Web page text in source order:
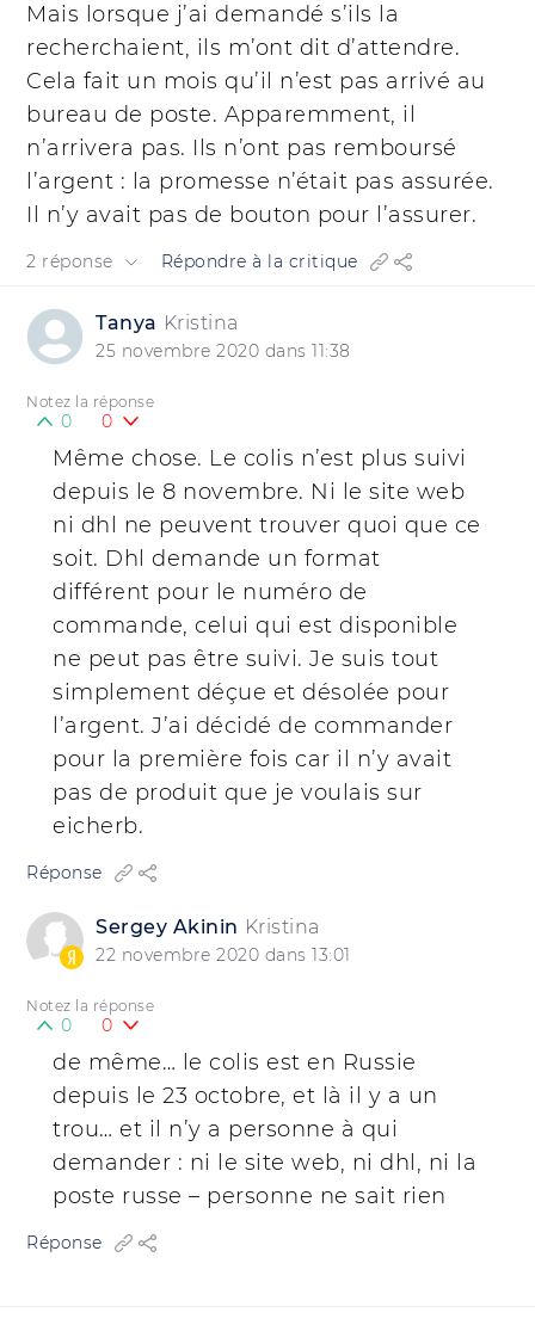
Mais lorsque j’ai demandé s’ils la
recherchaient, ils m’ont dit d’attendre.
Cela fait un mois qu’il n’est pas arrivé au
bureau de poste. Apparemment, il
n’arrivera pas. Ils n’ont pas remboursé
l’argent : la promesse n’était pas assurée.
Il n’y avait pas de bouton pour l’assurer.
2 réponse Répondre à la critique
Sergey Akinin Kristina
22 novembre 2020 dans 13:01
Notez la réponse
0 0
de même… le colis est en Russie
depuis le 23 octobre, et là il y a un
trou… et il n’y a personne à qui
demander : ni le site web, ni dhl, ni la
poste russe – personne ne sait rien
Réponse
Tanya Kristina
25 novembre 2020 dans 11:38
Notez la réponse
0 0
Même chose. Le colis n’est plus suivi
depuis le 8 novembre. Ni le site web
ni dhl ne peuvent trouver quoi que ce
soit. Dhl demande un format
différent pour le numéro de
commande, celui qui est disponible
ne peut pas être suivi. Je suis tout
simplement déçue et désolée pour
l’argent. J’ai décidé de commander
pour la première fois car il n’y avait
pas de produit que je voulais sur
eicherb.
Réponse